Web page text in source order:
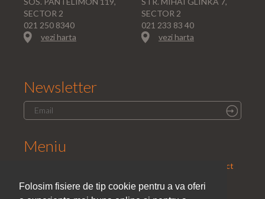
Folosim fisiere de tip cookie pentru a va oferi
SECTOR 2
021 250 8340
vezi harta
SECTOR 2
021 233 83 40
vezi harta
Newsletter
Meniu
Contact